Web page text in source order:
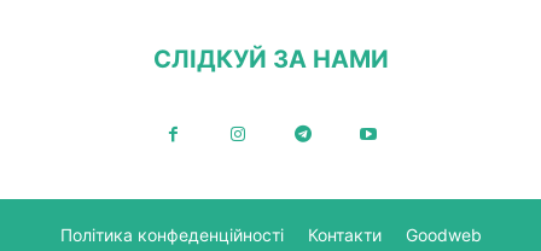
СЛІДКУЙ ЗА НАМИ
Політика конфеденційності Контакти Goodweb